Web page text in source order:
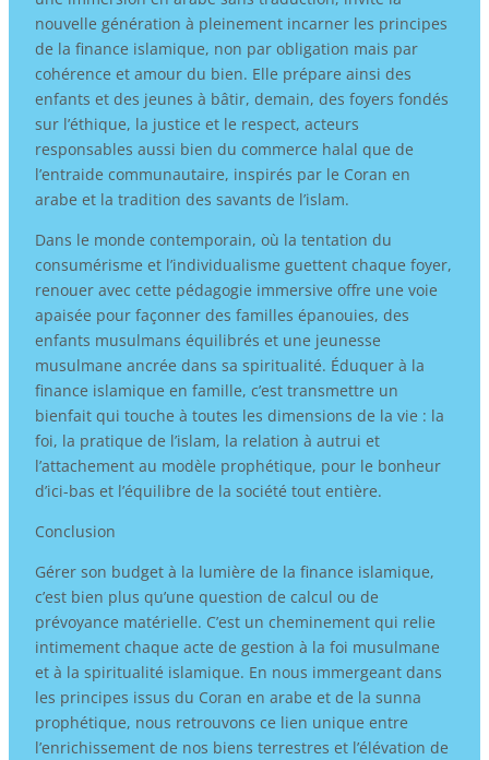
nouvelle génération à pleinement incarner les principes
de la finance islamique, non par obligation mais par
cohérence et amour du bien. Elle prépare ainsi des
enfants et des jeunes à bâtir, demain, des foyers fondés
sur l’éthique, la justice et le respect, acteurs
responsables aussi bien du commerce halal que de
l’entraide communautaire, inspirés par le Coran en
arabe et la tradition des savants de l’islam.
Dans le monde contemporain, où la tentation du
consumérisme et l’individualisme guettent chaque foyer,
renouer avec cette pédagogie immersive offre une voie
apaisée pour façonner des familles épanouies, des
enfants musulmans équilibrés et une jeunesse
musulmane ancrée dans sa spiritualité. Éduquer à la
finance islamique en famille, c’est transmettre un
bienfait qui touche à toutes les dimensions de la vie : la
foi, la pratique de l’islam, la relation à autrui et
l’attachement au modèle prophétique, pour le bonheur
d’ici-bas et l’équilibre de la société tout entière.
Conclusion
Gérer son budget à la lumière de la finance islamique,
c’est bien plus qu’une question de calcul ou de
prévoyance matérielle. C’est un cheminement qui relie
intimement chaque acte de gestion à la foi musulmane
et à la spiritualité islamique. En nous immergeant dans
les principes issus du Coran en arabe et de la sunna
prophétique, nous retrouvons ce lien unique entre
l’enrichissement de nos biens terrestres et l’élévation de